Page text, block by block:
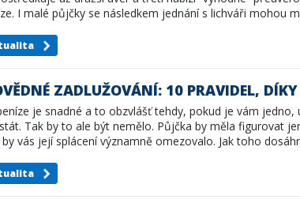
I malé půjčky se následkem jednání s lichváři mohou
ZADLUŽOVÁNÍ: 10 PRAVIDEL,
je snadné a to obzvlášť tehdy, pokud je vám
Tak by to ale být nemělo. Půjčka by měla figurovat
vás její splácení významně omezovalo. Jak toho